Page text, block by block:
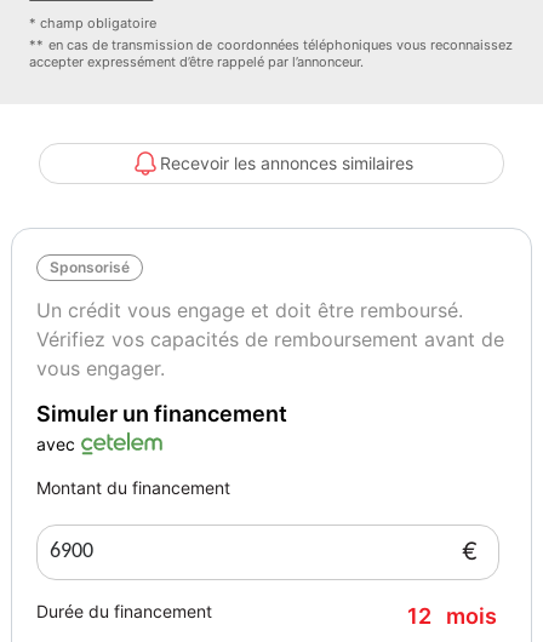
* champ obligatoire
** en cas de transmission de coordonnées téléphoniques vous reconnaissez
accepter expressément d’être rappelé par l’annonceur.
Recevoir les annonces similaires
Sponsorisé
Un crédit vous engage et doit être remboursé.
Vérifiez vos capacités de remboursement avant de
vous engager.
Simuler un financement
avec
Montant du financement
€
Durée du financement 12 mois